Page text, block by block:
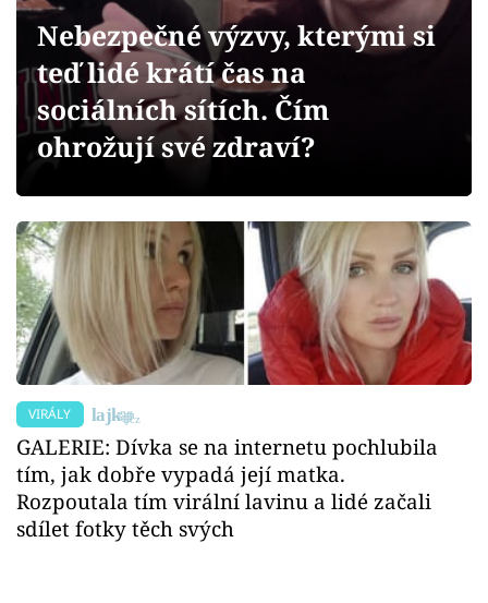
Videa
Sledujte prima+
Sledujte nás
Nebezpečné výzvy, kterými si
teď lidé krátí čas na
sociálních sítích. Čím
ohrožují své zdraví?
VIRÁLY
GALERIE: Dívka se na internetu pochlubila
tím, jak dobře vypadá její matka.
Rozpoutala tím virální lavinu a lidé začali
sdílet fotky těch svých